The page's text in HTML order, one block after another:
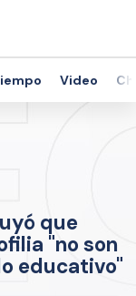
Video
que
"no son
educativo"